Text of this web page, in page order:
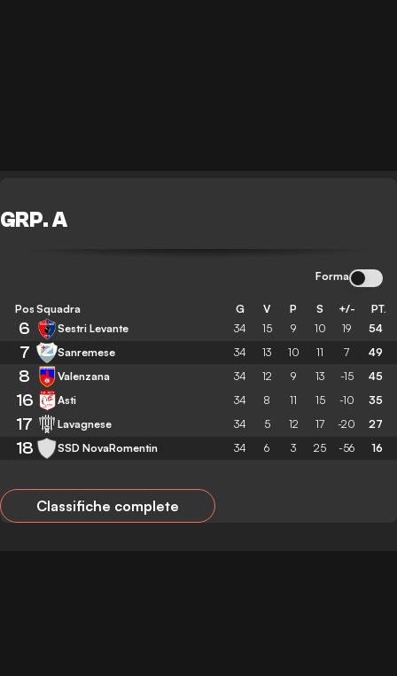
GRP. A
Forma
Pos Squadra G V P S +/- PT.
6 Sestri Levante 34 15 9 10 19 54
7 Sanremese 34 13 10 11 7 49
8 Valenzana 34 12 9 13 -15 45
16 Asti 34 8 11 15 -10 35
17 Lavagnese 34 5 12 17 -20 27
18 SSD NovaRomentin 34 6 3 25 -56 16
Classifiche complete